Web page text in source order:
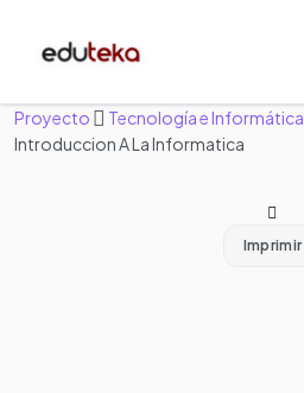
Proyecto Tecnología e Informática
Introduccion A La Informatica
Imprimir